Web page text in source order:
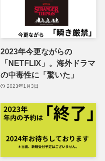
2023年今更ながらの
「NETFLIX」。海外ドラマ
の中毒性に「驚いた」
2023年1月3日